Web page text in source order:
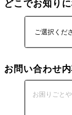
どこでお知り
お問い合わせ